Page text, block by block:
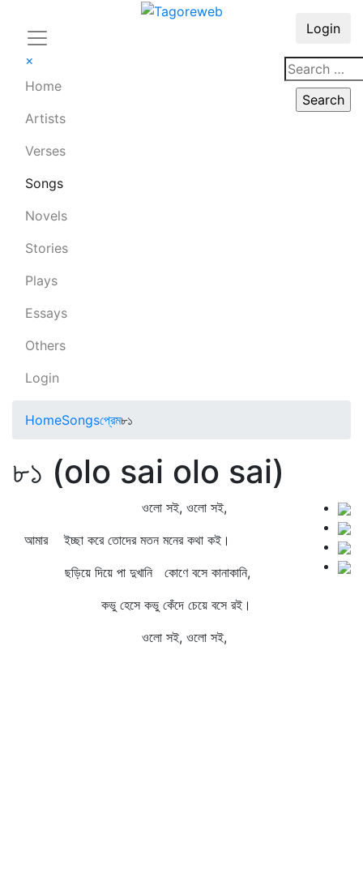
×
Home
Artists
Verses
Songs
Novels
Stories
Plays
Essays
Others
Login
Login
HomeSongsপ্রেম৮১
৮১ (olo sai olo sai)
ওলো সই, ওলো সই,
আমার ইচ্ছা করে তোদের মতন মনের কথা কই।
ছড়িয়ে দিয়ে পা দুখানি কোণে বসে কানাকানি,
কভু হেসে কভু কেঁদে চেয়ে বসে রই।
ওলো সই, ওলো সই,